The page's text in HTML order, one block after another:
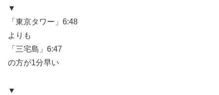
▼
「東京タワー」6:48
よりも
「三宅島」6:47
の方が1分早い
▼